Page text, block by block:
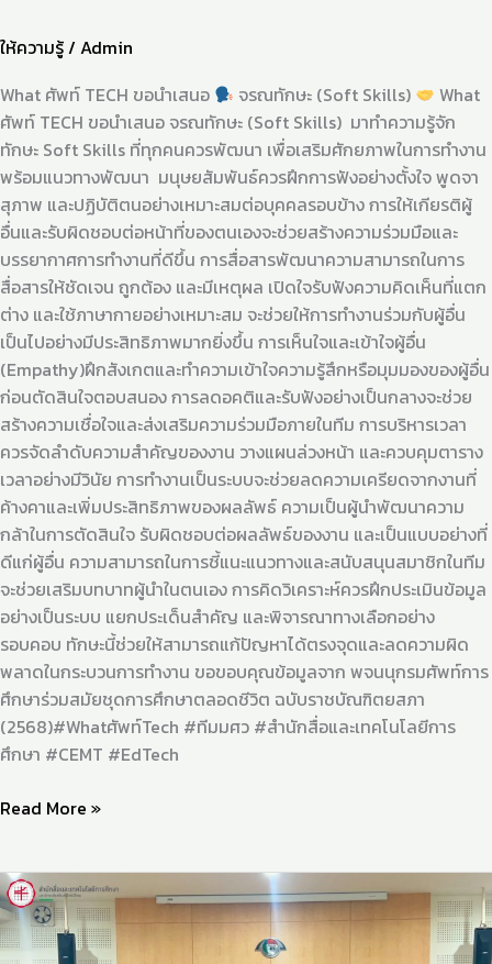
ให้ความรู้/ Admin
What ศัพท์ TECH ขอนำเสนอ
จรณทักษะ (Soft Skills)
What
ศัพท์ TECH ขอนำเสนอ จรณทักษะ (Soft Skills) มาทำความรู้จัก
ทักษะ Soft Skills ที่ทุกคนควรพัฒนา เพื่อเสริมศักยภาพในการทำงาน
พร้อมแนวทางพัฒนา มนุษยสัมพันธ์ควรฝึกการฟังอย่างตั้งใจ พูดจา
สุภาพ และปฏิบัติตนอย่างเหมาะสมต่อบุคคลรอบข้าง การให้เกียรติผู้
อื่นและรับผิดชอบต่อหน้าที่ของตนเองจะช่วยสร้างความร่วมมือและ
บรรยากาศการทำงานที่ดีขึ้น การสื่อสารพัฒนาความสามารถในการ
สื่อสารให้ชัดเจน ถูกต้อง และมีเหตุผล เปิดใจรับฟังความคิดเห็นที่แตก
ต่าง และใช้ภาษากายอย่างเหมาะสม จะช่วยให้การทำงานร่วมกับผู้อื่น
เป็นไปอย่างมีประสิทธิภาพมากยิ่งขึ้น การเห็นใจและเข้าใจผู้อื่น
(Empathy)ฝึกสังเกตและทำความเข้าใจความรู้สึกหรือมุมมองของผู้อื่น
ก่อนตัดสินใจตอบสนอง การลดอคติและรับฟังอย่างเป็นกลางจะช่วย
สร้างความเชื่อใจและส่งเสริมความร่วมมือภายในทีม การบริหารเวลา
ควรจัดลำดับความสำคัญของงาน วางแผนล่วงหน้า และควบคุมตาราง
เวลาอย่างมีวินัย การทำงานเป็นระบบจะช่วยลดความเครียดจากงานที่
ค้างคาและเพิ่มประสิทธิภาพของผลลัพธ์ ความเป็นผู้นำพัฒนาความ
กล้าในการตัดสินใจ รับผิดชอบต่อผลลัพธ์ของงาน และเป็นแบบอย่างที่
ดีแก่ผู้อื่น ความสามารถในการชี้แนะแนวทางและสนับสนุนสมาชิกในทีม
จะช่วยเสริมบทบาทผู้นำในตนเอง การคิดวิเคราะห์ควรฝึกประเมินข้อมูล
อย่างเป็นระบบ แยกประเด็นสำคัญ และพิจารณาทางเลือกอย่าง
รอบคอบ ทักษะนี้ช่วยให้สามารถแก้ปัญหาได้ตรงจุดและลดความผิด
พลาดในกระบวนการทำงาน ขอขอบคุณข้อมูลจาก พจนนุกรมศัพท์การ
ศึกษาร่วมสมัยชุดการศึกษาตลอดชีวิต ฉบับราชบัณฑิตยสภา
(2568)#Whatศัพท์Tech #ทีมมศว #สำนักสื่อและเทคโนโลยีการ
ศึกษา #CEMT #EdTech
Read More »
สำ
นัก
สื่อฯ